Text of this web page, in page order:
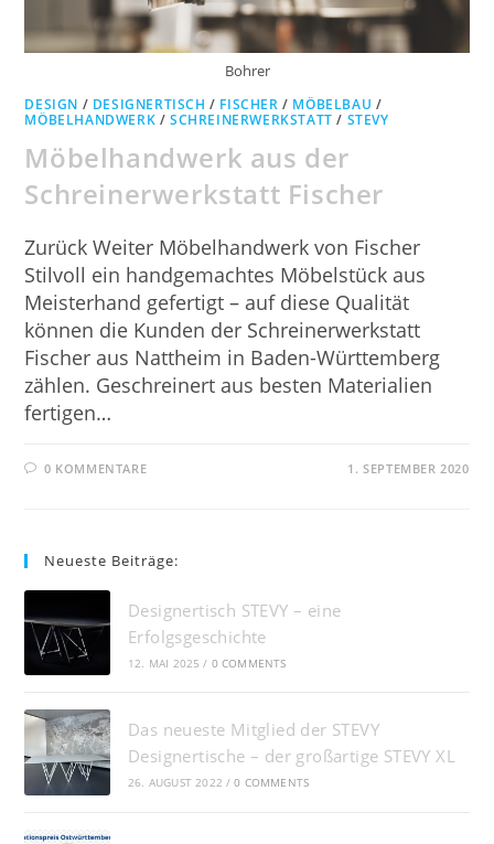
Bohrer
DESIGN / DESIGNERTISCH / FISCHER / MÖBELBAU /
MÖBELHANDWERK /SCHREINERWERKSTATT / STEVY
Möbelhandwerk aus der
Schreinerwerkstatt Fischer
Zurück Weiter Möbelhandwerk von Fischer
Stilvoll ein handgemachtes Möbelstück aus
Meisterhand gefertigt – auf diese Qualität
können die Kunden der Schreinerwerkstatt
Fischer aus Nattheim in Baden-Württemberg
zählen. Geschreinert aus besten Materialien
fertigen…
0 KOMMENTARE 1. SEPTEMBER 2020
Neueste Beiträge:
Designertisch STEVY – eine
Erfolgsgeschichte
12. MAI 2025 / 0 COMMENTS
Das neueste Mitglied der STEVY
Designertische – der großartige STEVY XL
26. AUGUST 2022 / 0 COMMENTS